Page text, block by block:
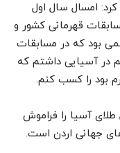
امسال سال اول
قهرمانی کشور و
بود که در مسابقات
در آسیایی داشتم که
بود را کسب کنم.
آسیا را فراموش
جهانی اردن است.